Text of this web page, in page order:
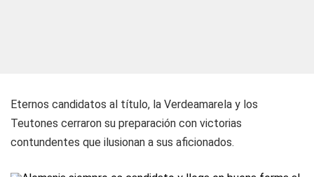
Eternos candidatos al título, la Verdeamarela y los
Teutones cerraron su preparación con victorias
contundentes que ilusionan a sus aficionados.